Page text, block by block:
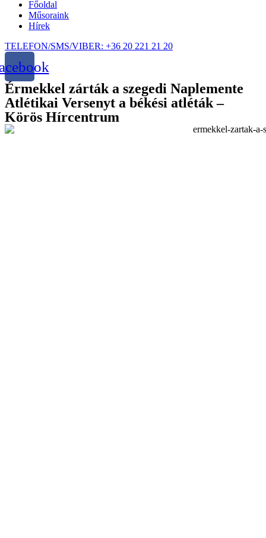
Főoldal
Műsoraink
Hírek
TELEFON/SMS/VIBER: +36 20 221 21 20
Érmekkel zárták a szegedi Naplemente
Atlétikai Versenyt a békési atléták –
Körös Hírcentrum